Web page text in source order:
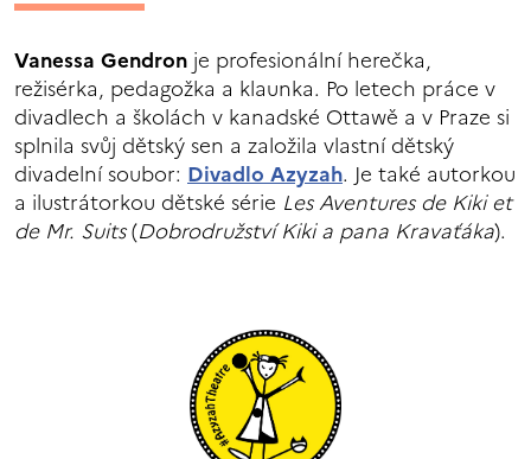
Vanessa Gendron je profesionální herečka,
režisérka, pedagožka a klaunka. Po letech práce v
divadlech a školách v kanadské Ottawě a v Praze si
splnila svůj dětský sen a založila vlastní dětský
divadelní soubor: Divadlo Azyzah. Je také autorkou
a ilustrátorkou dětské série Les Aventures de Kiki et
de Mr. Suits(Dobrodružství Kiki a pana Kravaťáka).